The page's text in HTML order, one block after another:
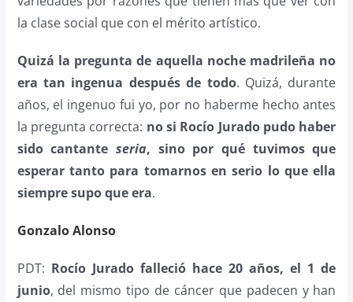
la clase social que con el mérito artístico.
Quizá la pregunta de aquella noche madrileña no
era tan ingenua después de todo. Quizá, durante
años, el ingenuo fui yo, por no haberme hecho antes
la pregunta correcta: no si Rocío Jurado pudo haber
sido cantante seria, sino por qué tuvimos que
esperar tanto para tomarnos en serio lo que ella
siempre supo que era.
Gonzalo Alonso
PDT: Rocío Jurado falleció hace 20 años, el 1 de
junio, del mismo tipo de cáncer que padecen y han